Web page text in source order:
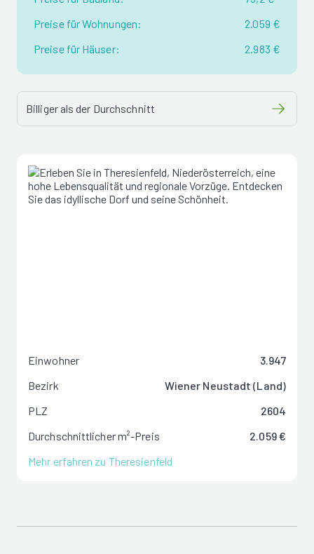
Preise für Wohnungen:
2.059 €
Preise für Häuser:
2.983 €
Billiger als der Durchschnitt
Einwohner
3.947
Bezirk
Wiener Neustadt (Land)
PLZ
2604
Durchschnittlicher m²-Preis
2.059 €
Mehr erfahren zu Theresienfeld